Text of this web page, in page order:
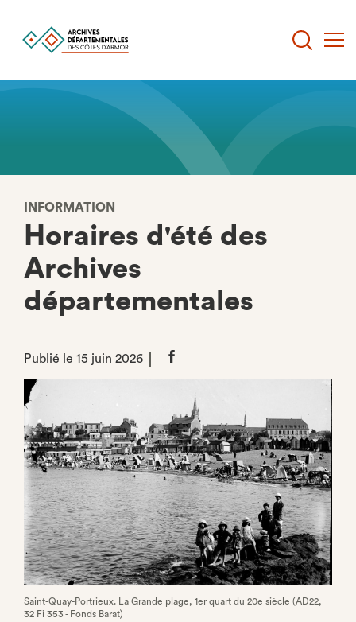
INFORMATION
Horaires d'été des
Archives
départementales
Publié le 15 juin 2026
Partager
Facebook
Saint-Quay-Portrieux. La Grande plage, 1er quart du 20e siècle (AD22,
32 Fi 353 - Fonds Barat)